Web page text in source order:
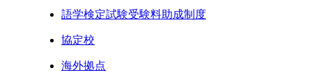
語学検定試験受験料助成制度
協定校
海外拠点